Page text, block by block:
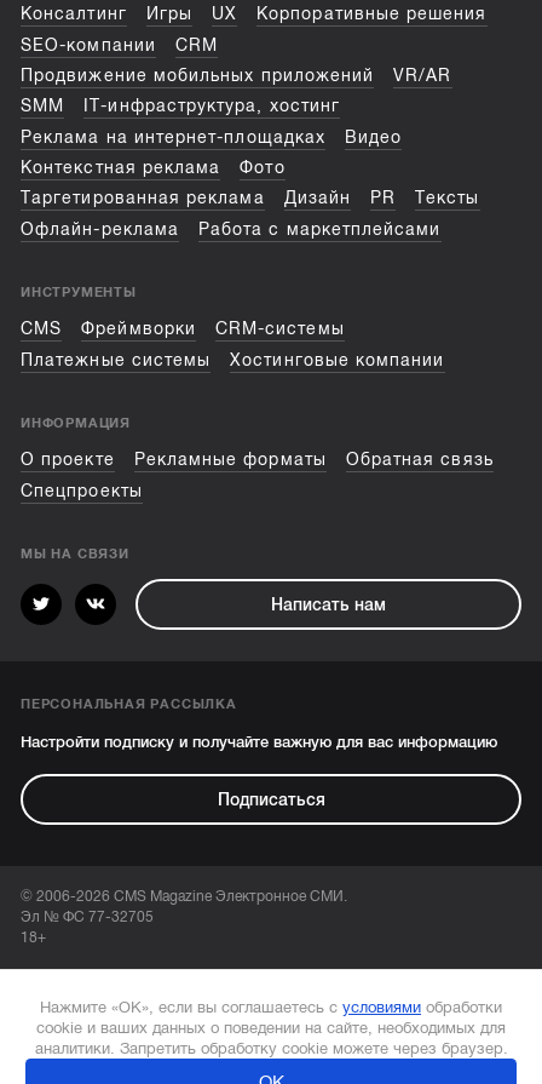
Консалтинг
Игры UX
Корпоративные решения
SEO-компании
CRM
Продвижение мобильных приложений
VR/AR
SMM
IT-инфраструктура, хостинг
Реклама на интернет-площадках
Видео
Контекстная реклама
Фото
Таргетированная реклама
Дизайн PR
Тексты
Офлайн-реклама
Работа с маркетплейсами
ИНСТРУМЕНТЫ
CMS Фреймворки
CRM-системы
Платежные системы
Хостинговые компании
ИНФОРМАЦИЯ
О проекте Рекламные форматы
Обратная связь
Спецпроекты
МЫ НА СВЯЗИ
Написать нам
ПЕРСОНАЛЬНАЯ РАССЫЛКА
Настройти подписку и получайте важную для вас информацию
Подписаться
© 2006-2026 CMS Magazine Электронное СМИ.
Эл № ФС 77-32705
18+
Нажмите «ОК», если вы соглашаетесь с условиями обработки
cookie и ваших данных о поведении на сайте, необходимых для
аналитики. Запретить обработку cookie можете через браузер.